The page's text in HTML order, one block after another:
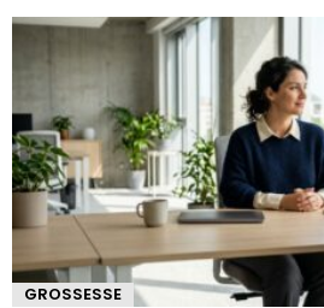
GROSSESSE